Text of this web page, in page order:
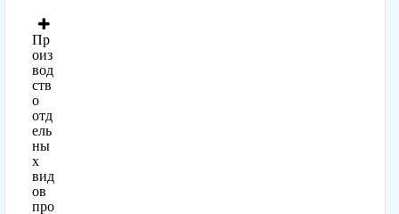
Пр
оиз
вод
ств
о
отд
ель
ны
х
вид
ов
про